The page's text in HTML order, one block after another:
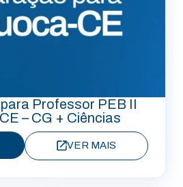
Professor PEB II
– CG + Ciências
VER MAIS